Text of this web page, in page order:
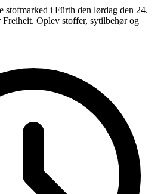
stofmarked i Fürth den lørdag den 24.
Oplev stoffer, sytilbehør og